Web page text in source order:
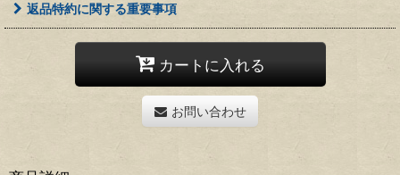
返品特約に関する重要事項
カートに入れる
お問い合わせ